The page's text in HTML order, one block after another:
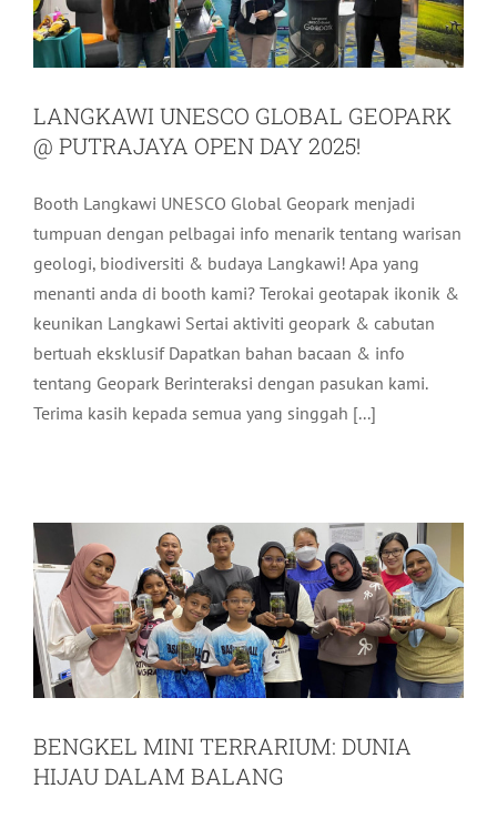
LANGKAWI UNESCO GLOBAL GEOPARK
@ PUTRAJAYA OPEN DAY 2025!
Booth Langkawi UNESCO Global Geopark menjadi
tumpuan dengan pelbagai info menarik tentang warisan
geologi, biodiversiti & budaya Langkawi! Apa yang
menanti anda di booth kami? Terokai geotapak ikonik &
keunikan Langkawi Sertai aktiviti geopark & cabutan
bertuah eksklusif Dapatkan bahan bacaan & info
tentang Geopark Berinteraksi dengan pasukan kami.
Terima kasih kepada semua yang singgah [...]
BENGKEL MINI TERRARIUM: DUNIA
BENGKEL MINI TERRARIUM: DUNIA
HIJAU DALAM BALANG